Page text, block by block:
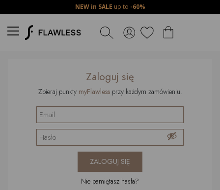
NEW in SALE up to -60%
Zaloguj się
Zbieraj punkty myFlawlessprzy każdym zamówieniu.
ZALOGUJ SIĘ
Nie pamiętasz hasła?